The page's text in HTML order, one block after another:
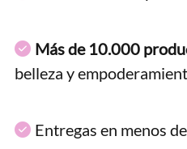
Más de 10.000
belleza y
Entregas en menos de